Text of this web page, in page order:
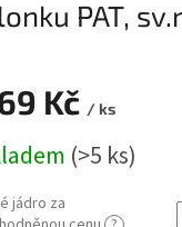
PAT,
Kč / ks
(>5 ks)
jádro za